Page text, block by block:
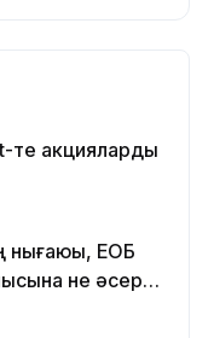
те акцияларды
нығаюы, ЕОБ
не әсер